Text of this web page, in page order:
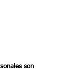
son